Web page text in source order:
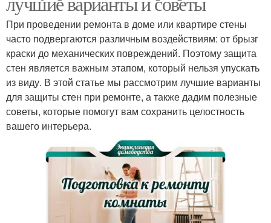
При проведении ремонта в доме или квартире стены
часто подвергаются различным воздействиям: от брызг
краски до механических повреждений. Поэтому защита
стен является важным этапом, который нельзя упускать
из виду. В этой статье мы рассмотрим лучшие варианты
для защиты стен при ремонте, а также дадим полезные
советы, которые помогут вам сохранить целостность
вашего интерьера.